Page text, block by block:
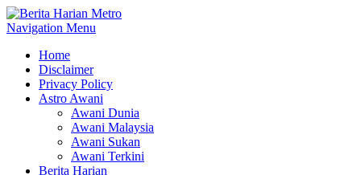
Navigation Menu
Home
Disclaimer
Privacy Policy
Astro Awani
Awani Dunia
Awani Malaysia
Awani Sukan
Awani Terkini
Berita Harian